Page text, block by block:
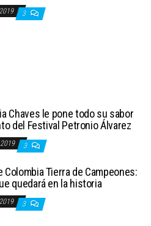
3
Chaves le pone todo su sabor
del Festival Petronio Álvarez
3
Colombia Tierra de Campeones:
quedará en la historia
3